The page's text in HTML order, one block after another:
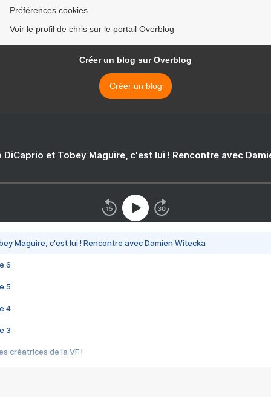
Préférences cookies
Voir le profil de chris sur le portail Overblog
Créer un blog sur Overblog
Créer un blog
DiCaprio et Tobey Maguire, c'est lui ! Rencontre avec
Maguire, c'est lui ! Rencontre avec Damien Witecka
6
5
4
3
créatrices de la VF !